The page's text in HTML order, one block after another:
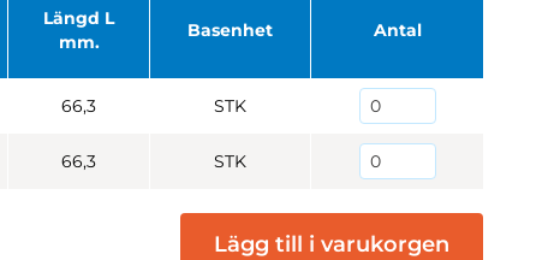
Längd L
mm.
Basenhet Antal
66,3 STK
66,3 STK
Lägg till i varukorgen